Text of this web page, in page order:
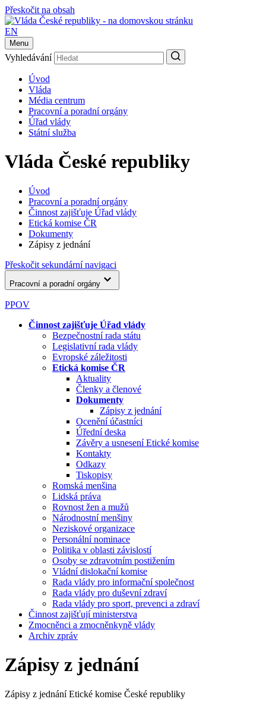
Přeskočit na obsah
EN
Menu
Vyhledávání
Úvod
Vláda
Média centrum
Pracovní a poradní orgány
Úřad vlády
Státní služba
Vláda České republiky
Úvod
Pracovní a poradní orgány
Činnost zajišťuje Úřad vlády
Etická komise ČR
Dokumenty
Zápisy z jednání
Přeskočit sekundární navigaci
Pracovní a poradní orgány
PPOV
Činnost zajišťuje Úřad vlády
Bezpečnostní rada státu
Legislativní rada vlády
Evropské záležitosti
Etická komise ČR
Aktuality
Členky a členové
Dokumenty
Zápisy z jednání
Ocenění účastníci
Úřední deska
Závěry a usnesení Etické komise
Kontakty
Odkazy
Tiskopisy
Romská menšina
Lidská práva
Rovnost žen a mužů
Národnostní menšiny
Neziskové organizace
Personální nominace
Politika v oblasti závislostí
Osoby se zdravotním postižením
Vládní dislokační komise
Rada vlády pro informační společnost
Rada vlády pro duševní zdraví
Rada vlády pro sport, prevenci a zdraví
Činnost zajišťují ministerstva
Zmocněnci a zmocněnkyně vlády
Archiv zpráv
Zápisy z jednání
Zápisy z jednání Etické komise České republiky